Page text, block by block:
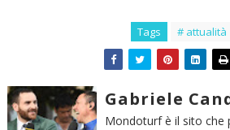
Tags # attualità
Gabriele
Mondoturf è il sito che